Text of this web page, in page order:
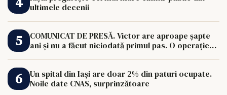
ultimele decenii
COMUNICAT DE PRESĂ. Victor are aproape șapte
ani și nu a făcut niciodată primul pas. O operație
Un spital din Iași are doar 2% din paturi ocupate.
Noile date CNAS, surprinzătoare